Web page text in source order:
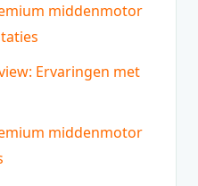
middenmotor
Ervaringen met
middenmotor